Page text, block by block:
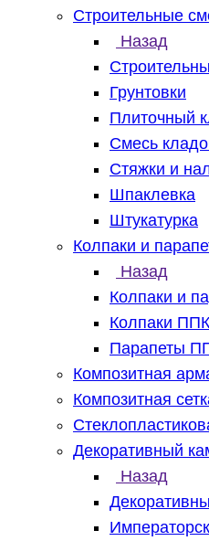
Строительные
Назад
Грунтовки
Плиточный
Смесь
Стяжки и
Шпаклевка
Штукатурка
Колпаки и
Назад
Колпаки и
Колпаки ППК
Парапеты
Композитная
Композитная
Декоративный
Назад